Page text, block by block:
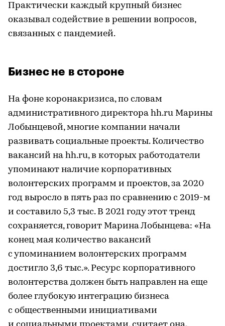
Практически каждый крупный бизнес
оказывал содействие в решении вопросов,
связанных с пандемией.
Бизнес не в стороне
На фоне коронакризиса, по словам
административного директора hh.ru Марины
Лобынцевой, многие компании начали
развивать социальные проекты. Количество
вакансий на hh.ru, в которых работодатели
упоминают наличие корпоративных
волонтерских программ и проектов, за 2020
год выросло в пять раз по сравнению с 2019-м
и составило 5,3 тыс. В 2021 году этот тренд
сохраняется, говорит Марина Лобынцева: «На
конец мая количество вакансий
с упоминанием волонтерских программ
достигло 3,6 тыс.». Ресурс корпоративного
волонтерства должен быть направлен на еще
более глубокую интеграцию бизнеса
с общественными инициативами